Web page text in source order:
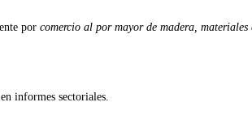
por comercio al por mayor de madera,
informes sectoriales.